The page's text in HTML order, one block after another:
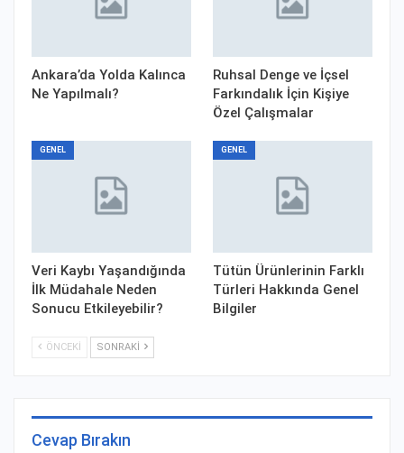
Ankara’da Yolda Kalınca
Ne Yapılmalı?
Ruhsal Denge ve İçsel
Farkındalık İçin Kişiye
Özel Çalışmalar
GENEL
Veri Kaybı Yaşandığında
İlk Müdahale Neden
Sonucu Etkileyebilir?
GENEL
Tütün Ürünlerinin Farklı
Türleri Hakkında Genel
Bilgiler
ÖNCEKI SONRAKI
Cevap Bırakın